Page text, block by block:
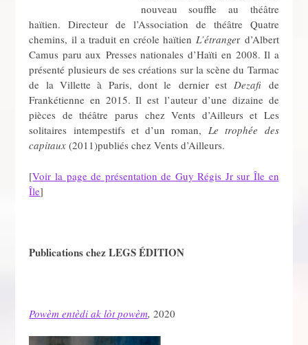
nouveau souffle au théâtre
haïtien. Directeur de l’Association de théâtre Quatre
chemins, il a traduit en créole haïtienL’étranger d’Albert
Camus paru aux Presses nationales d’Haïti en 2008. Il a
présenté plusieurs de ses créations sur la scène du Tarmac
de la Villette à Paris, dont le dernier estDezafi de
Frankétienne en 2015. Il est l’auteur d’une dizaine de
pièces de théâtre parus chez Vents d’Ailleurs et Les
solitaires intempestifs et d’un roman,Le trophée des
capitaux(2011)publiés chez Vents d’Ailleurs.
[Voir la page de présentation de Guy Régis Jr sur Île en
Île]
Publications chez LEGS ÉDITION
Powèm entèdi ak lòt powèm,2020